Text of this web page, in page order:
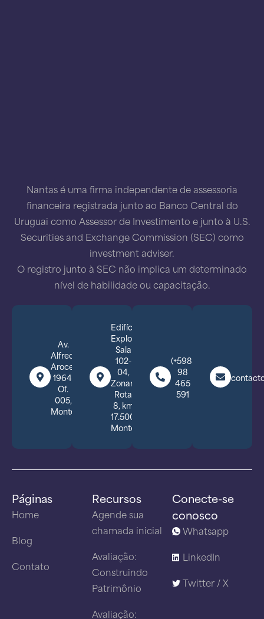
Nantas é uma firma independente de assessoria
financeira registrada junto ao Banco Central do
Uruguai como Assessor de Investimento e junto à U.S.
Securities and Exchange Commission (SEC) como
investment adviser.
O registro junto à SEC não implica um determinado
nível de habilidade ou capacitação.
Av.
Alfredo
Arocena
1964,
Of.
005,
Montevideo.
Edifício
Explora,
Sala
102-
04,
Zonamerica,
Rota
8, km
17.500,
Montevideo
(+598)
98
465
591
Páginas
Home
Blog
Contato
Recursos
Agende sua
chamada inicial
Avaliação:
Construindo
Patrimônio
Avaliação:
Conecte-se
conosco
Whatsapp
LinkedIn
Twitter / X